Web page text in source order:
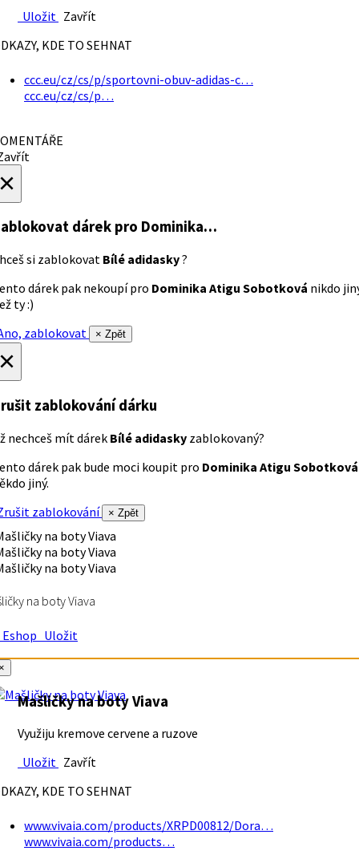
Uložit Zavřít
KDE TO SEHNAT
ccc.eu/cz/cs/p/sportovni-obuv-adidas-c…
ccc.eu/cz/cs/p…
dárek pro Dominika…
si zablokovat Bílé adidasky?
dárek pak nekoupí pro Dominika Atigu Sobotková nikdo
ty :)
zablokovat
× Zpět
zablokování dárku
nechceš mít dárek Bílé adidasky zablokovaný?
dárek pak bude moci koupit pro Dominika Atigu Sobotková
jiný.
zablokování
× Zpět
na boty Viava
Uložit
Mašličky na boty Viava
Využiju kremove cervene a ruzove
Uložit Zavřít
KDE TO SEHNAT
www.vivaia.com/products/XRPD00812/Dora…
www.vivaia.com/products…